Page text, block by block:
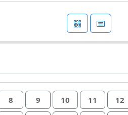
8 9 10 11 12